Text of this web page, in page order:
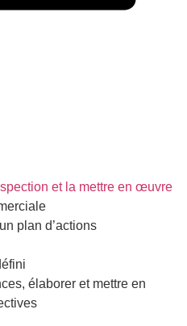
et la mettre en œuvre
plan d’actions
élaborer et mettre en